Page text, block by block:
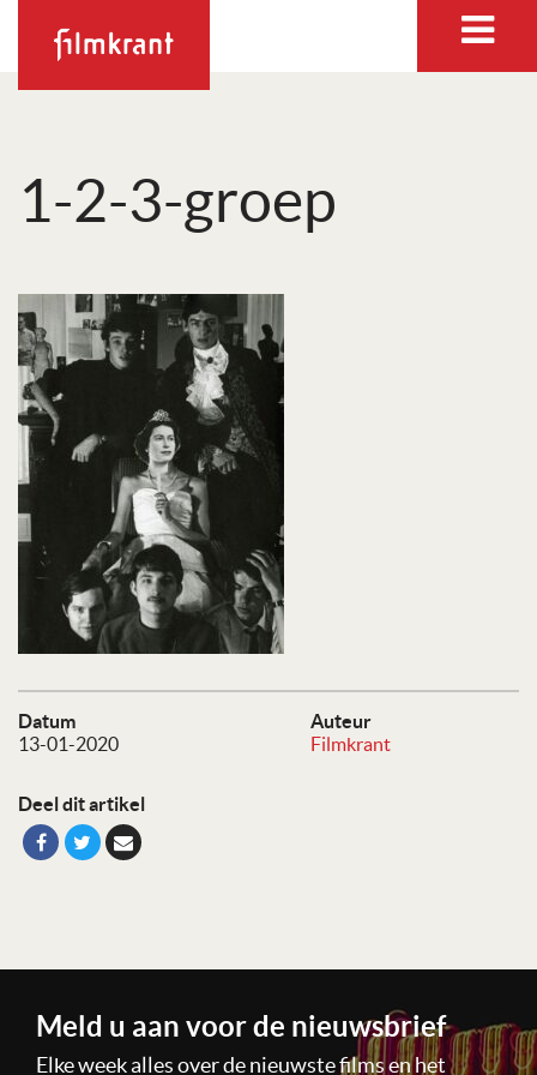
1-2-3-groep
Datum
13-01-2020
Auteur
Filmkrant
Deel dit artikel
Meld u aan voor de nieuwsbrief
Elke week alles over de nieuwste films en het